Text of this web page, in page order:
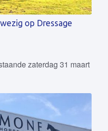
op Dressage
zaterdag 31 maart